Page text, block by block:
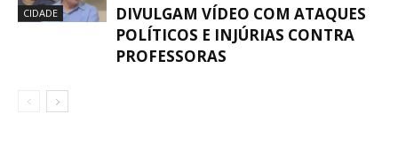
CIDADE
DIVULGAM VÍDEO COM ATAQUES
POLÍTICOS E INJÚRIAS CONTRA
PROFESSORAS